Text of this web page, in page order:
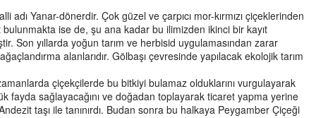
Yanar-dönerdir. Çok güzel ve çarpıcı mor-kırmızı çiçeklerinden
ise de, şu ana kadar bu ilimizden ikinci bir kayıt
Son yıllarda yoğun tarım ve herbisid uygulamasından zarar
alanlarıdır. Gölbaşı çevresinde yapılacak ekolojik tarım
çiçekçilerde bu bitkiyi bulamaz olduklarını vurgulayarak
sağlayacağını ve doğadan toplayarak ticaret yapma yerine
taşı ile tanınırdı. Budan sonra bu halkaya Peygamber Çiçeği